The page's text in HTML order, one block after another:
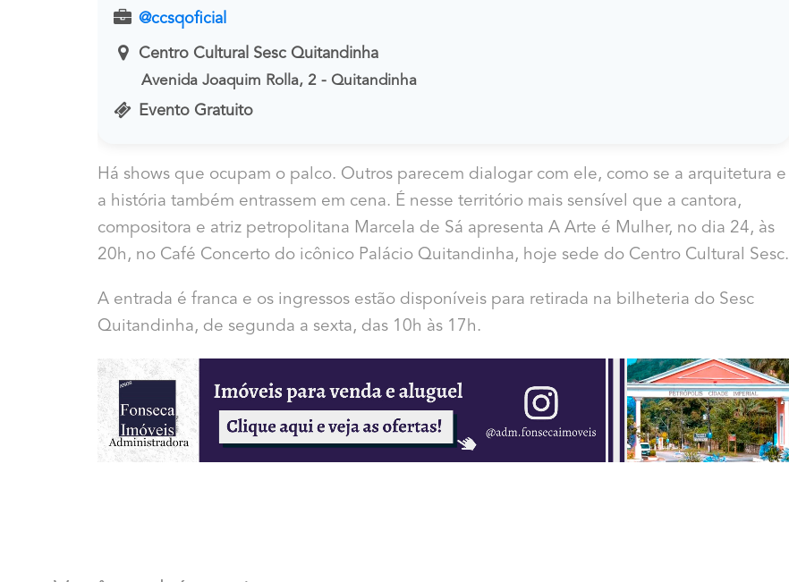
@ccsqoficial
Centro Cultural Sesc Quitandinha
Avenida Joaquim Rolla, 2 - Quitandinha
Evento Gratuito
Há shows que ocupam o palco. Outros parecem dialogar com ele, como se a arquitetura e
a história também entrassem em cena. É nesse território mais sensível que a cantora,
compositora e atriz petropolitana Marcela de Sá apresenta A Arte é Mulher, no dia 24, às
20h, no Café Concerto do icônico Palácio Quitandinha, hoje sede do Centro Cultural Sesc.
A entrada é franca e os ingressos estão disponíveis para retirada na bilheteria do Sesc
Quitandinha, de segunda a sexta, das 10h às 17h.